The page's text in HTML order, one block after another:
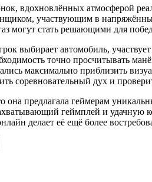
вдохновлённых атмосферой
участвующим в
могут стать решающими для
выбирает автомобиль,
точно просчитывать
максимально приблизить
соревновательный дух и
предлагала геймерам
геймплей и удачную
делает её ещё более